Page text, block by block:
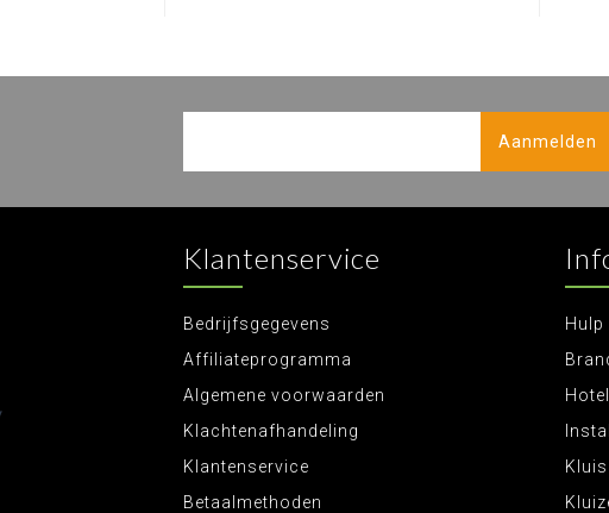
Aanmelden
Klantenservice
Bedrijfsgegevens
Affiliateprogramma
Algemene voorwaarden
Klachtenafhandeling
Klantenservice
Betaalmethoden
Hulp